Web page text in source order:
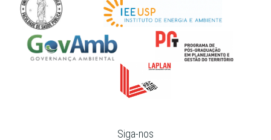
Siga-nos